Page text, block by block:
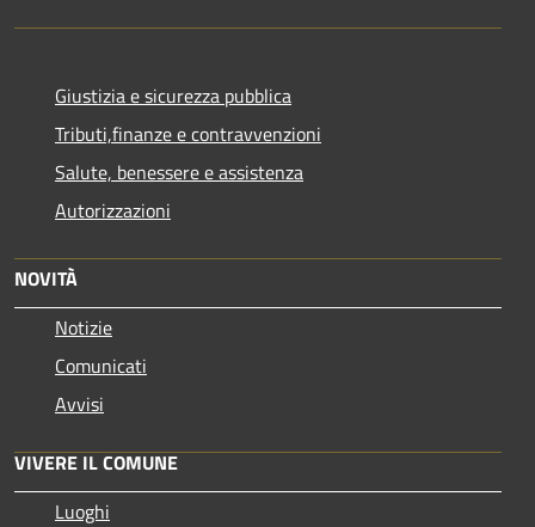
Giustizia e sicurezza pubblica
Tributi,finanze e contravvenzioni
Salute, benessere e assistenza
Autorizzazioni
NOVITÀ
Notizie
Comunicati
Avvisi
VIVERE IL COMUNE
Luoghi